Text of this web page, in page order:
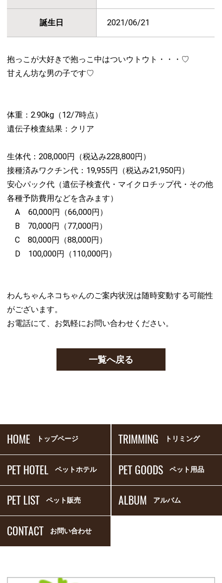
誕生日 2021/06/21
抱っこが大好きで抱っこ中はついウトウト・・・♡
甘えん坊な男の子です♡
体重：2.90kg（12/7時点）
遺伝子検査結果：クリア
生体代：208,000円（税込み228,800円）
接種済みワクチン代：19,955円（税込み21,950円）
安心パック代（遺伝子検査代・マイクロチップ代・その他
各種予防費用などを含みます）
A 60,000円（66,000円）
B 70,000円（77,000円）
C 80,000円（88,000円）
D 100,000円（110,000円）
わんちゃんネコちゃんのご案内状況は随時変動する可能性
がございます。
お電話にて、お気軽にお問い合わせください。
一覧へ戻る
HOME トップページ TRIMMING トリミング
PET HOTEL ペットホテル PET GOODS ペット用品
PET LIST ペット販売 ALBUM アルバム
CONTACT お問い合わせ